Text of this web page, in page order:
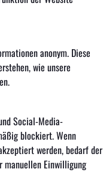
anonym. Diese
wie unsere
Social-Media-
blockiert. Wenn
werden, bedarf der
Einwilligung